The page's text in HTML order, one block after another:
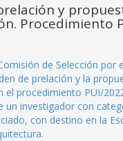
y
Procedimiento
de Selección por
de prelación y la
el procedimiento PUI/
un investigador con
con destino en la